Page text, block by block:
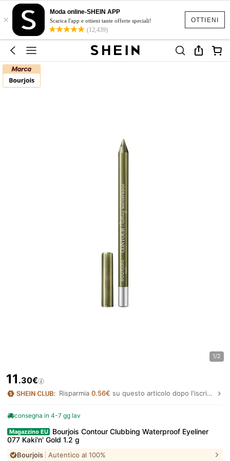
OTTIENI
×
Moda online-SHEIN APP
Scarica l'app e ottieni tante offerte speciali!
(12,439)
1/2
11 .30€
Risparmia0.56€ su questo articolo dopo l'iscrizione.
consegna in 4-7 gg lav
Magazzino EU
Bourjois Contour Clubbing Waterproof Eyeliner
077 Kaki'n' Gold 1.2 g
Bourjois Autentico al 100%